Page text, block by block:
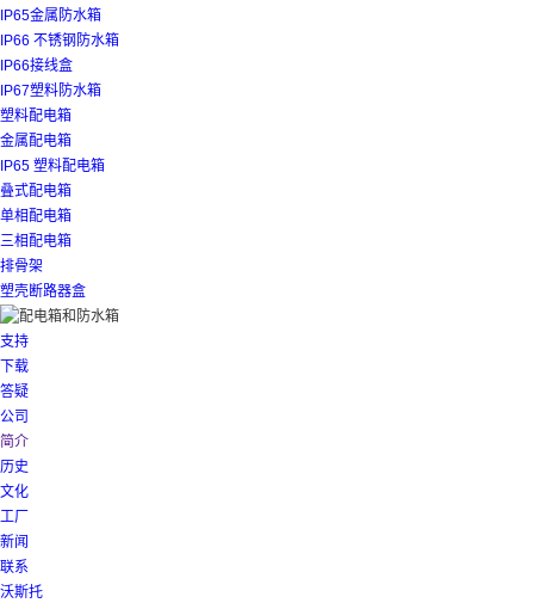
IP65金属防水箱
IP66 不锈钢防水箱
IP66接线盒
IP67塑料防水箱
塑料配电箱
金属配电箱
IP65 塑料配电箱
叠式配电箱
单相配电箱
三相配电箱
排骨架
塑壳断路器盒
支持
下载
答疑
公司
简介
历史
文化
工厂
新闻
联系
沃斯托